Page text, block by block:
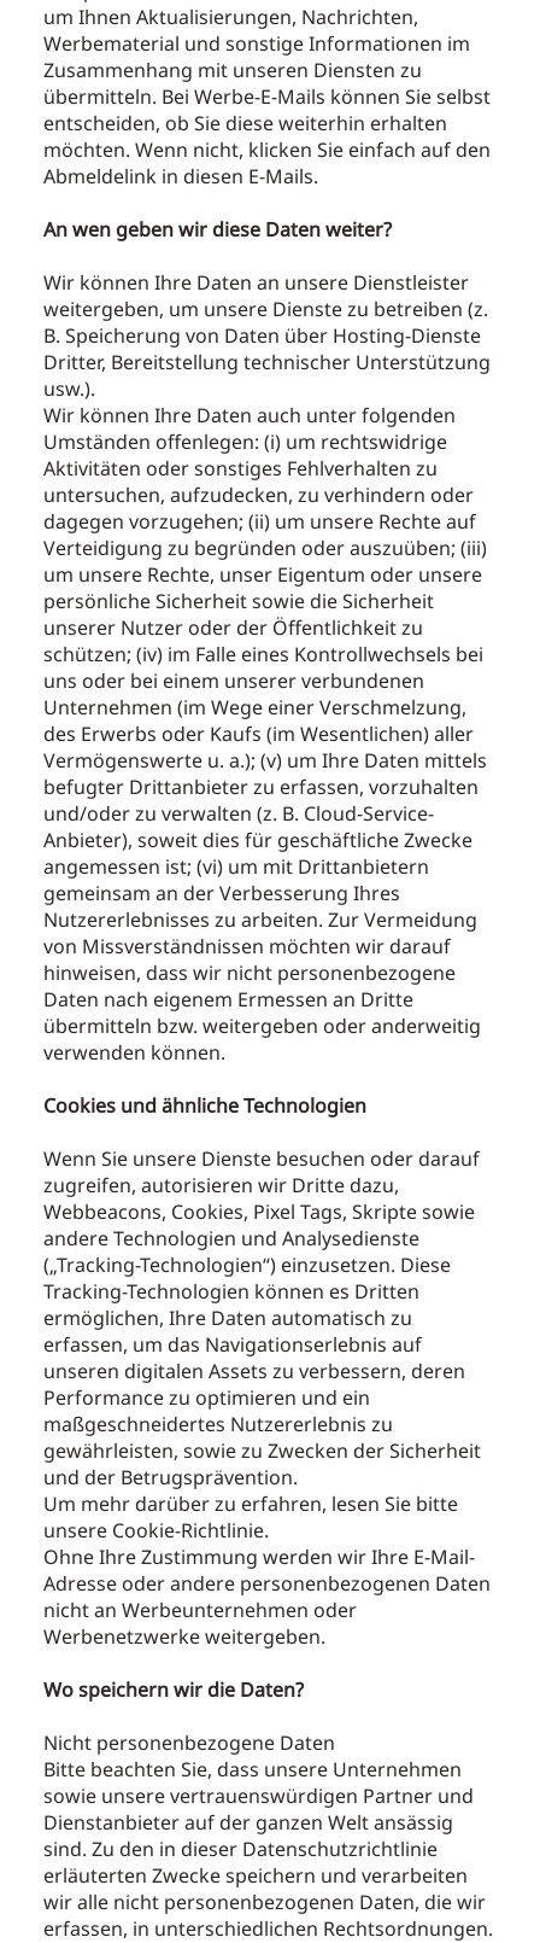
um Ihnen Aktualisierungen, Nachrichten,
Werbematerial und sonstige Informationen im
Zusammenhang mit unseren Diensten zu
übermitteln. Bei Werbe-E-Mails können Sie selbst
entscheiden, ob Sie diese weiterhin erhalten
möchten. Wenn nicht, klicken Sie einfach auf den
Abmeldelink in diesen E-Mails.
An wen geben wir diese Daten weiter?
Wir können Ihre Daten an unsere Dienstleister
weitergeben, um unsere Dienste zu betreiben (z.
B. Speicherung von Daten über Hosting-Dienste
Dritter, Bereitstellung technischer Unterstützung
usw.).
Wir können Ihre Daten auch unter folgenden
Umständen offenlegen: (i) um rechtswidrige
Aktivitäten oder sonstiges Fehlverhalten zu
untersuchen, aufzudecken, zu verhindern oder
dagegen vorzugehen; (ii) um unsere Rechte auf
Verteidigung zu begründen oder auszuüben; (iii)
um unsere Rechte, unser Eigentum oder unsere
persönliche Sicherheit sowie die Sicherheit
unserer Nutzer oder der Öffentlichkeit zu
schützen; (iv) im Falle eines Kontrollwechsels bei
uns oder bei einem unserer verbundenen
Unternehmen (im Wege einer Verschmelzung,
des Erwerbs oder Kaufs (im Wesentlichen) aller
Vermögenswerte u. a.); (v) um Ihre Daten mittels
befugter Drittanbieter zu erfassen, vorzuhalten
und/oder zu verwalten (z. B. Cloud-Service-
Anbieter), soweit dies für geschäftliche Zwecke
angemessen ist; (vi) um mit Drittanbietern
gemeinsam an der Verbesserung Ihres
Nutzererlebnisses zu arbeiten. Zur Vermeidung
von Missverständnissen möchten wir darauf
hinweisen, dass wir nicht personenbezogene
Daten nach eigenem Ermessen an Dritte
übermitteln bzw. weitergeben oder anderweitig
verwenden können.
Cookies und ähnliche Technologien
Wenn Sie unsere Dienste besuchen oder darauf
zugreifen, autorisieren wir Dritte dazu,
Webbeacons, Cookies, Pixel Tags, Skripte sowie
andere Technologien und Analysedienste
(„Tracking-Technologien“) einzusetzen. Diese
Tracking-Technologien können es Dritten
ermöglichen, Ihre Daten automatisch zu
erfassen, um das Navigationserlebnis auf
unseren digitalen Assets zu verbessern, deren
Performance zu optimieren und ein
maßgeschneidertes Nutzererlebnis zu
gewährleisten, sowie zu Zwecken der Sicherheit
und der Betrugsprävention.
Um mehr darüber zu erfahren, lesen Sie bitte
unsere Cookie-Richtlinie.
Ohne Ihre Zustimmung werden wir Ihre E-Mail-
Adresse oder andere personenbezogenen Daten
nicht an Werbeunternehmen oder
Werbenetzwerke weitergeben.
Wo speichern wir die Daten?
Nicht personenbezogene Daten
Bitte beachten Sie, dass unsere Unternehmen
sowie unsere vertrauenswürdigen Partner und
Dienstanbieter auf der ganzen Welt ansässig
sind. Zu den in dieser Datenschutzrichtlinie
erläuterten Zwecke speichern und verarbeiten
wir alle nicht personenbezogenen Daten, die wir
erfassen, in unterschiedlichen Rechtsordnungen.